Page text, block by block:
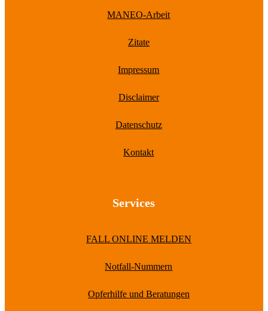
MANEO-Arbeit
Zitate
Impressum
Disclaimer
Datenschutz
Kontakt
Services
FALL ONLINE MELDEN
Notfall-Nummern
Opferhilfe und Beratungen